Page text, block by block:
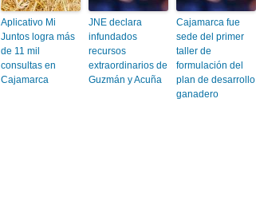
Aplicativo Mi
Juntos logra más
de 11 mil
consultas en
Cajamarca
JNE declara
infundados
recursos
extraordinarios de
Guzmán y Acuña
Cajamarca fue
sede del primer
taller de
formulación del
plan de desarrollo
ganadero